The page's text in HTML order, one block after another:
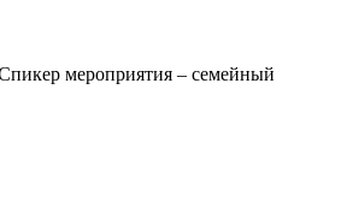
мероприятия – семейный